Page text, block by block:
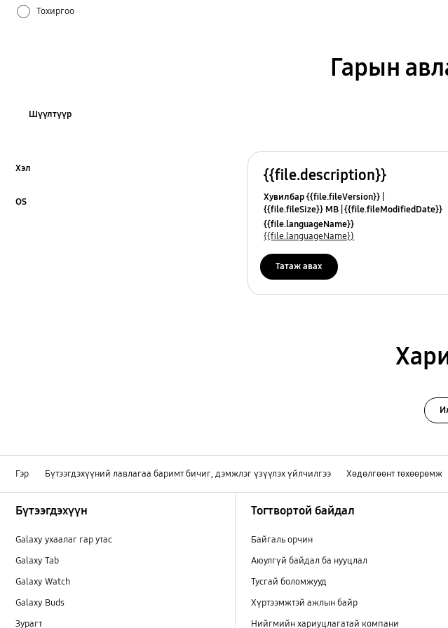
Тохиргоо
Гарын
Шүүлтүүр
Хэл
OS
{{file.description}}
Хувилбар {{file.fileVersion}}
{{file.fileSize}} MB {{file.fileModifiedDate}}
{{file.osNames}}
{{file.languageName}}
{{file.languageName}}
Татаж авах
Гэр Бүтээгдэхүүний лавлагаа баримт бичиг, дэмжлэг үзүүлэх үйлчилгээ Хөдөлгөөнт төхөөрөмж
Бүтээгдэхүүн
Galaxy ухаалаг гар утас
Galaxy Tab
Galaxy Watch
Galaxy Buds
Зурагт
Тогтвортой байдал
Байгаль орчин
Аюулгүй байдал ба нууцлал
Тусгай боломжууд
Хүртээмжтэй ажлын байр
Нийгмийн хариуцлагатай компани